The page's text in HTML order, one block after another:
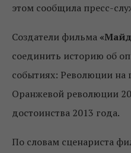
этом сообщила пресс-
Создатели фильма
соединить историю об
событиях: Революции на
Оранжевой революции
достоинства 2013 года.
По словам сценариста